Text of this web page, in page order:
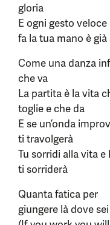
gloria
E ogni gesto veloce
fa la tua mano è
Come una danza
che va
La partita è la vita
toglie e che da
E se un’onda
ti travolgerà
Tu sorridi alla vita e
ti sorriderà
Quanta fatica per
giungere là dove sei